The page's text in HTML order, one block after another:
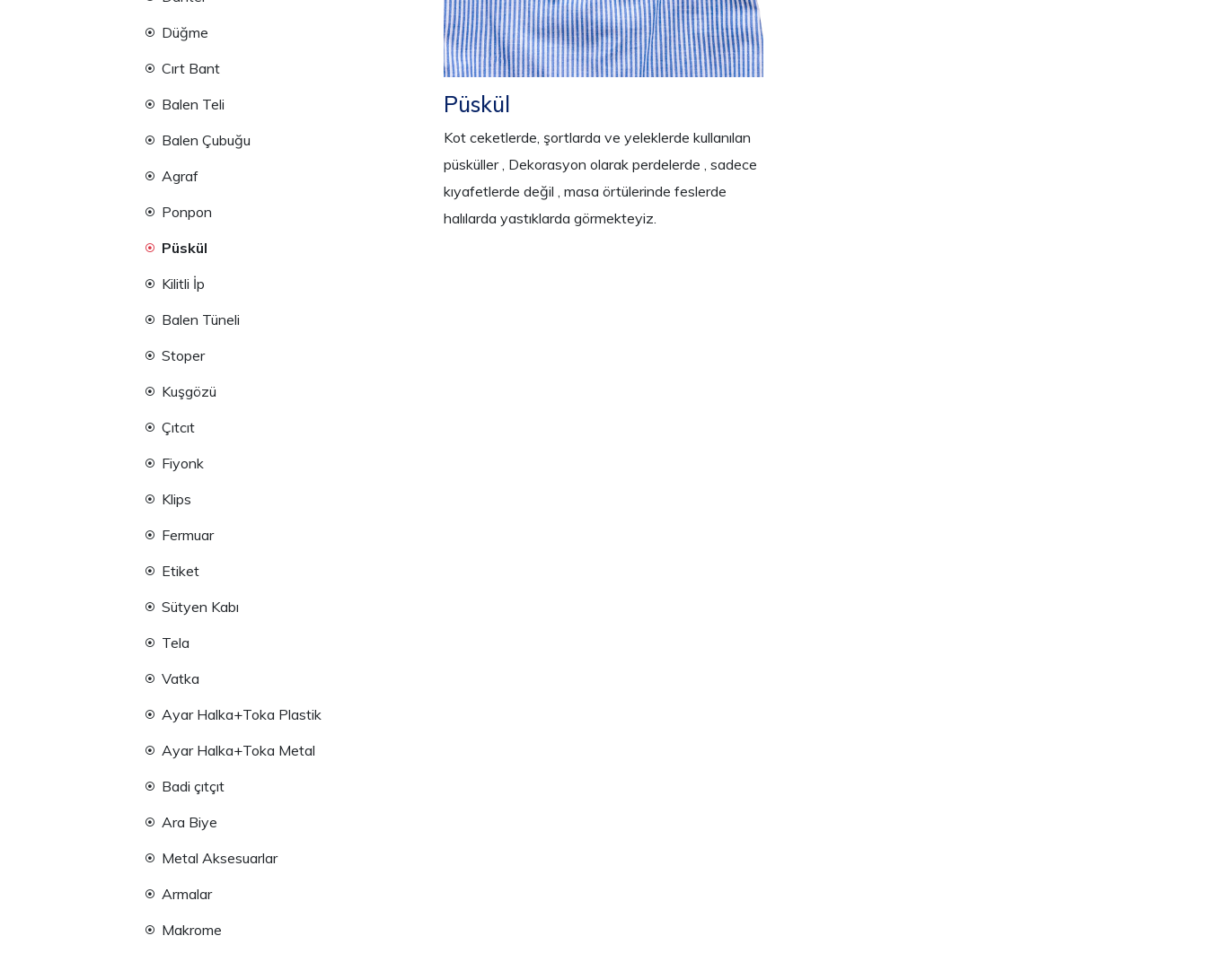
Düğme
Cırt Bant
Balen Teli
Balen Çubuğu
Agraf
Ponpon
Püskül
Kilitli İp
Balen Tüneli
Stoper
Kuşgözü
Çıtcıt
Fiyonk
Klips
Fermuar
Etiket
Sütyen Kabı
Tela
Vatka
Ayar Halka+Toka Plastik
Ayar Halka+Toka Metal
Badi çıtçıt
Ara Biye
Metal Aksesuarlar
Armalar
Makrome
Püskül
Kot ceketlerde, şortlarda ve yeleklerde kullanılan
püsküller , Dekorasyon olarak perdelerde , sadece
kıyafetlerde değil , masa örtülerinde feslerde
halılarda yastıklarda görmekteyiz.